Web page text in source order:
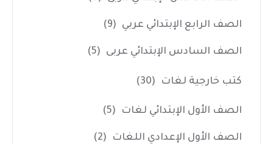
الصف الرابع الإبتدائي عربي (9)
الصف السادس الإبتدائي عربى (5)
كتب خارجية لغات (30)
الصف الأول الإبتدائي لغات (5)
الصف الأول الإعدادي اللغات (2)